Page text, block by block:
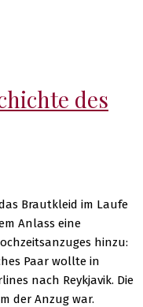
des
Brautkleid im Laufe
Anlass eine
hinzu:
Paar wollte in
nach Reykjavik. Die
der Anzug war.